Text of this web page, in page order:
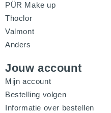
PÜR Make up
Thoclor
Valmont
Anders
Jouw account
Mijn account
Bestelling volgen
Informatie over bestellen